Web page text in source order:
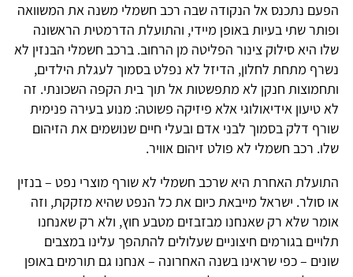
הפעם נתכנס אל הנקודה שבה רכב חשמלי משנה את המשוואה
ופותר שתי בעיות באופן מיידי, והתועלת הדרמטית הראשונה
שלו היא סילוק צינור הפליטה מן הרחוב. ברכב חשמלי הבנזין לא
נשרף מתחת לחלון, הדיזל לא נפלט בסמוך לעגלת הילדים,
ותחמוצות חנקן לא מתפשטות אל תוך בית הקפה השכונתי. זה
לא טיעון אידיאולוגי אלא פיזיקה פשוטה: מנוע בעירה פנימית
שורף דלק בסמוך לבני אדם ובעלי חיים שנושמים את הזיהום
שלו. רכב חשמלי לא פולט זיהום אוויר.
התועלת האחרת היא שרכב חשמלי לא שורף מוצרי נפט – בנזין
או סולר. ישראל מייבאת כיום את כל הנפט שהיא מזקקת, וזה
אומר שלא רק שאנחנו מבזבזים מטבע חוץ, ולא רק שאנחנו
תלויים בגורמים חיצוניים שעלולים להתהפך עלינו במצבים
שונים – כפי שראינו בשנה האחרונה – אנחנו גם תורמים באופן